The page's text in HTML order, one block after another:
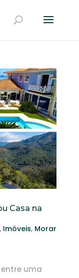
Casa na
, Imóveis, Morar
uma